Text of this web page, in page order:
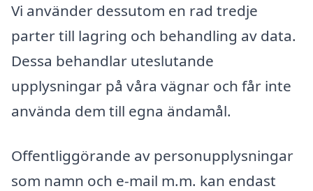
Vi använder dessutom en rad tredje
parter till lagring och behandling av data.
Dessa behandlar uteslutande
upplysningar på våra vägnar och får inte
använda dem till egna ändamål.
Offentliggörande av personupplysningar
som namn och e-mail m.m. kan endast